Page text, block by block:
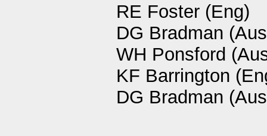
RE Foster (Eng)
DG Bradman
WH Ponsford
KF Barrington
DG Bradman